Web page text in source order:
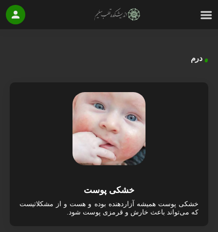
درم
خشکی پوست
خشکی پوست همیشه آزاردهنده بوده و هست و از مشکلاتیست
که می‌تواند باعث خارش و قرمزی پوست شود.